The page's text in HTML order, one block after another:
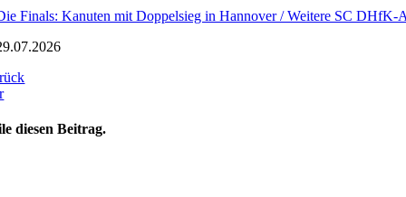
Finals: Kanuten mit Doppelsieg in Hannover / Weitere SC DHfK-
diesen Beitrag.